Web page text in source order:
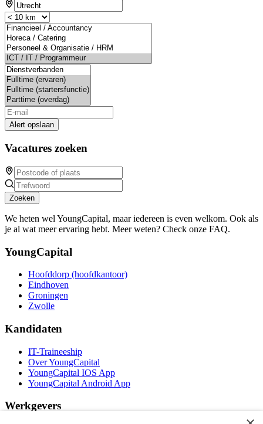
Alert opslaan
Vacatures zoeken
Zoeken
We heten wel YoungCapital, maar iedereen is even welkom. Ook als
je al wat meer ervaring hebt. Meer weten? Check onze FAQ.
YoungCapital
Hoofddorp (hoofdkantoor)
Eindhoven
Groningen
Zwolle
Kandidaten
IT-Traineeship
Over YoungCapital
YoungCapital IOS App
YoungCapital Android App
Werkgevers